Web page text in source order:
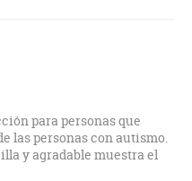
para personas que
las personas con autismo.
y agradable muestra el